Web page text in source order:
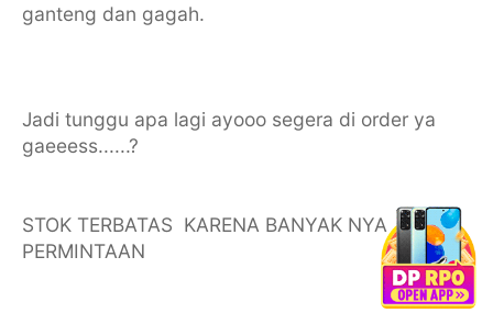
ganteng dan gagah.
Jadi tunggu apa lagi ayooo segera di order ya
gaeeess......?
STOK TERBATAS KARENA BANYAK NYA
PERMINTAAN